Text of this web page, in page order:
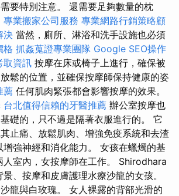
要特別注意。 還需要足夠數量的枕
專業搬家公司服務 專業網路行銷策略顧
決 當然，廁所、淋浴和洗手設施也必須
格 抓姦蒐證專業團隊 Google SEO操作
取資訊 按摩在床或椅子上進行，確保被
鬆的位置，並確保按摩師保持健康的姿
薦 任何肌肉緊張都會影響按摩的效果。
台北值得信賴的牙醫推薦 辦公室按摩也
礎的，只不過是隔著衣服進行的。 它
止痛、放鬆肌肉、增強免疫系統和去渣
強神經和消化能力。 女孩在蠟燭的基
人室內，女按摩師在工作。 Shirodhara
、按摩和皮膚護理水療沙龍的女孩。
龍與白玫瑰。 女人裸露的背部光滑的